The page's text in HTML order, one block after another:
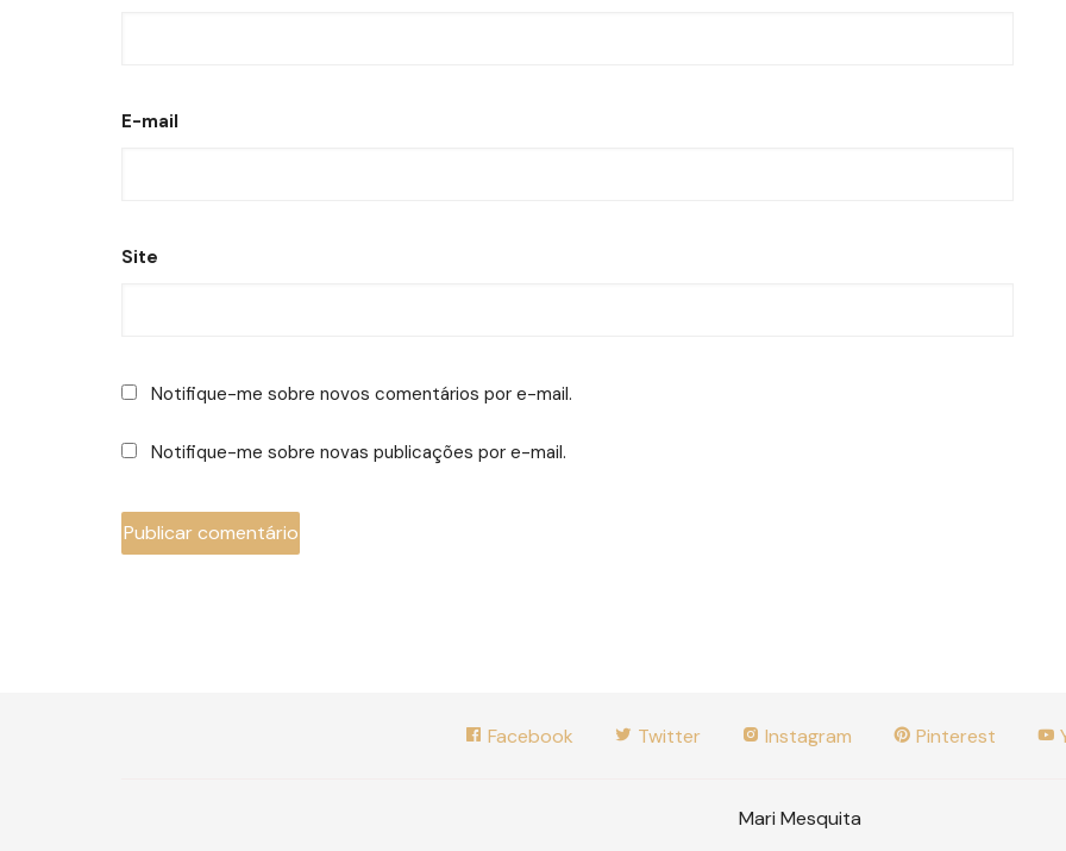
E-mail
Site
Notifique-me sobre novos comentários por e-mail.
Notifique-me sobre novas publicações por e-mail.
Facebook Twitter Instagram Pinterest
Mari Mesquita